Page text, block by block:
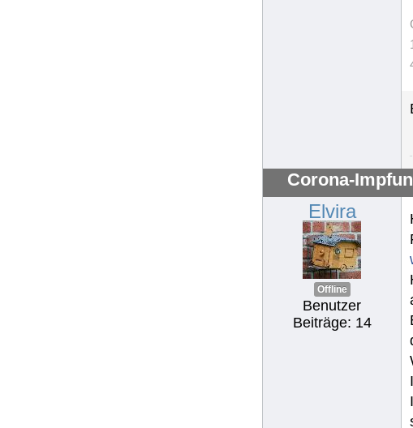
Corona-
Elvira
Offline
Benutzer
Beiträge: 14